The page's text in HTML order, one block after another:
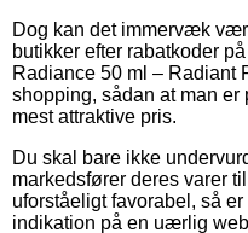
Dog kan det immervæk
butikker efter rabatkoder
Radiance 50 ml – Radiant
shopping, sådan at man er
mest attraktive pris.
Du skal bare ikke
markedsfører deres varer
uforståeligt favorabel, så
indikation på en uærlig